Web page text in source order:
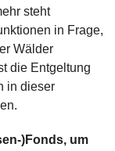
steht
in Frage,
Wälder
die Entgeltung
in dieser
)Fonds, um